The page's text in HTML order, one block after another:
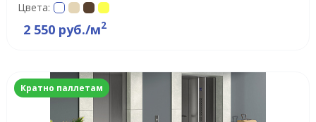
Цвета:
2 550 руб./м2
Кратно паллетам